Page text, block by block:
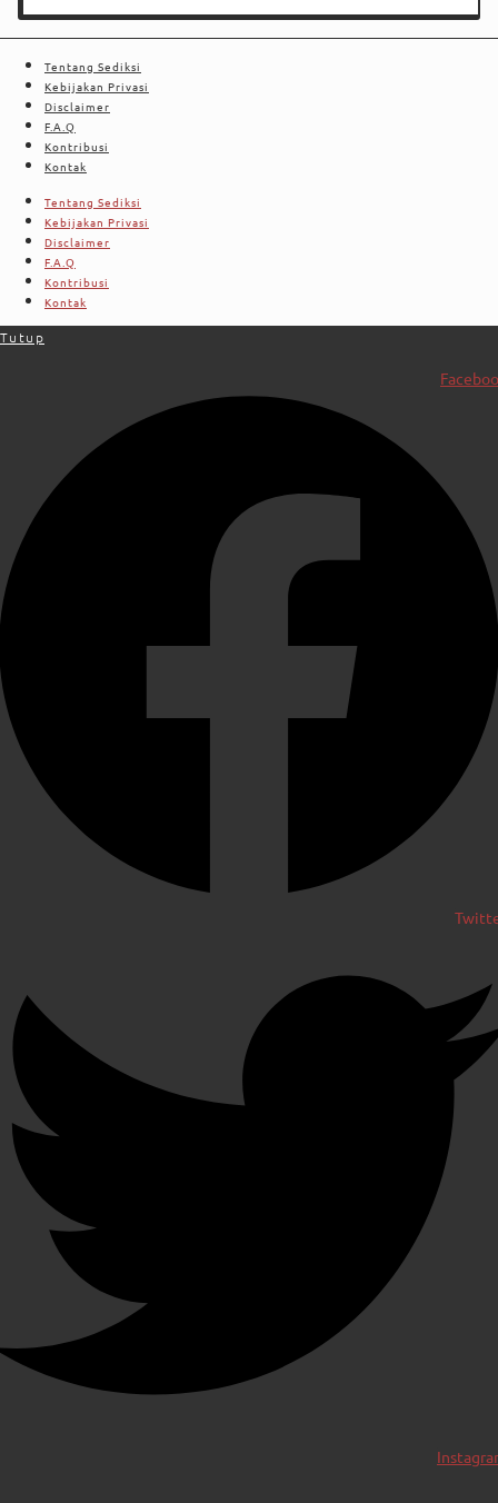
Tentang Sediksi
Kebijakan Privasi
Disclaimer
F.A.Q
Kontribusi
Kontak
Tentang Sediksi
Kebijakan Privasi
Disclaimer
F.A.Q
Kontribusi
Kontak
Tutup